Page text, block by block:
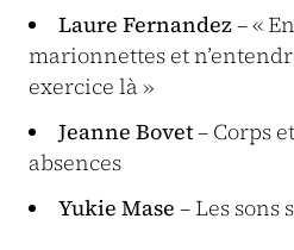
Laure Fernandez– «
marionnettes et
exercice là »
Jeanne Bovet– Corps
absences
Yukie Mase – Les sons